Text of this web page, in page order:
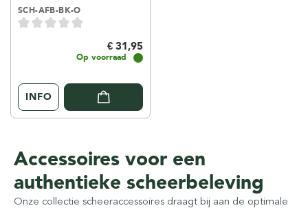
scheermes cleaner
SCH-AFB-BK-O
€ 31,95
Op voorraad
INFO
Accessoires voor een
authentieke scheerbeleving
Onze collectie scheeraccessoires draagt bij aan de optimale